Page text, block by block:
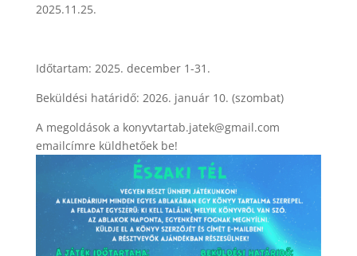
2025.11.25.
Időtartam: 2025. december 1-31.
Beküldési határidő: 2026. január 10. (szombat)
A megoldások a konyvtartab.jatek@gmail.com
emailcímre küldhetőek be!